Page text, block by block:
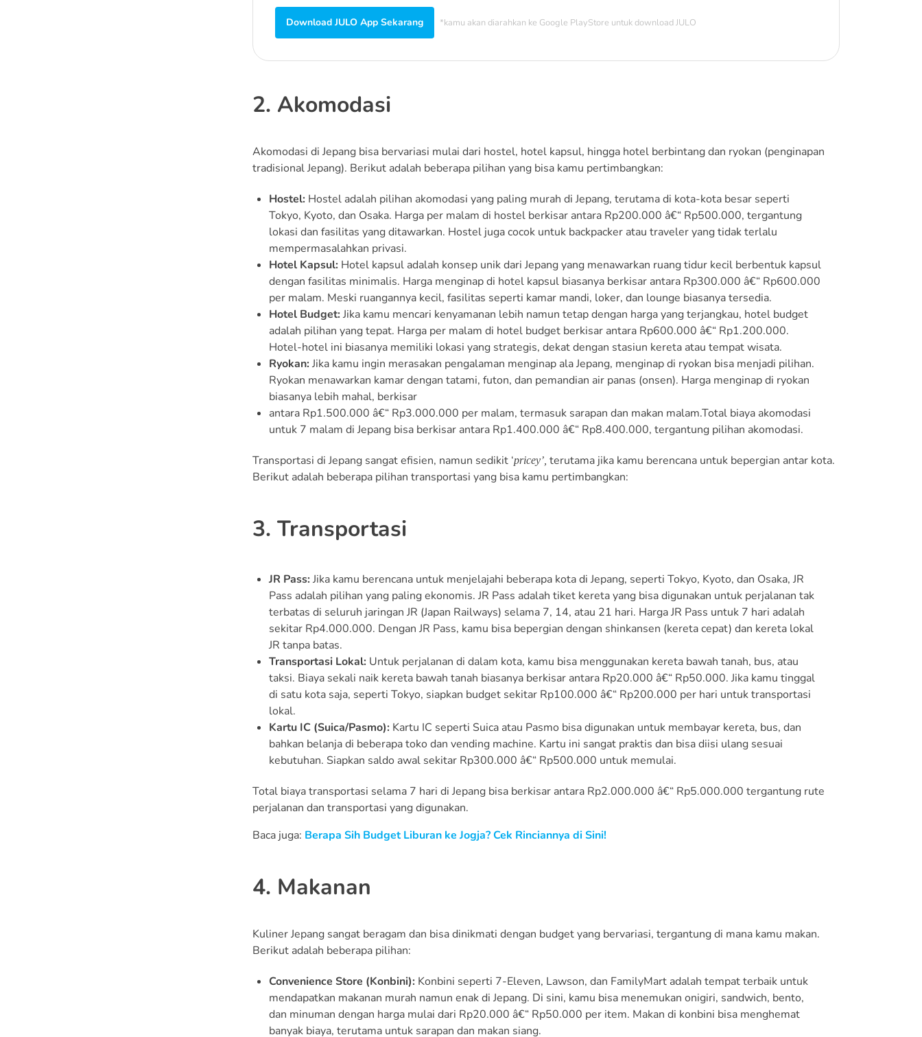
Download JULO App Sekarang *kamu akan diarahkan ke Google PlayStore untuk download JULO
2. Akomodasi
Akomodasi di Jepang bisa bervariasi mulai dari hostel, hotel kapsul, hingga hotel berbintang dan ryokan (penginapan
tradisional Jepang). Berikut adalah beberapa pilihan yang bisa kamu pertimbangkan:
Hostel: Hostel adalah pilihan akomodasi yang paling murah di Jepang, terutama di kota-kota besar seperti
Tokyo, Kyoto, dan Osaka. Harga per malam di hostel berkisar antara Rp200.000 â€“ Rp500.000, tergantung
lokasi dan fasilitas yang ditawarkan. Hostel juga cocok untuk backpacker atau traveler yang tidak terlalu
mempermasalahkan privasi.
Hotel Kapsul: Hotel kapsul adalah konsep unik dari Jepang yang menawarkan ruang tidur kecil berbentuk kapsul
dengan fasilitas minimalis. Harga menginap di hotel kapsul biasanya berkisar antara Rp300.000 â€“ Rp600.000
per malam. Meski ruangannya kecil, fasilitas seperti kamar mandi, loker, dan lounge biasanya tersedia.
Hotel Budget:Jika kamu mencari kenyamanan lebih namun tetap dengan harga yang terjangkau, hotel budget
adalah pilihan yang tepat. Harga per malam di hotel budget berkisar antara Rp600.000 â€“ Rp1.200.000.
Hotel-hotel ini biasanya memiliki lokasi yang strategis, dekat dengan stasiun kereta atau tempat wisata.
Ryokan:Jika kamu ingin merasakan pengalaman menginap ala Jepang, menginap di ryokan bisa menjadi pilihan.
Ryokan menawarkan kamar dengan tatami, futon, dan pemandian air panas (onsen). Harga menginap di ryokan
biasanya lebih mahal, berkisar
antara Rp1.500.000 â€“ Rp3.000.000 per malam, termasuk sarapan dan makan malam.Total biaya akomodasi
untuk 7 malam di Jepang bisa berkisar antara Rp1.400.000 â€“ Rp8.400.000, tergantung pilihan akomodasi.
Transportasi di Jepang sangat efisien, namun sedikit ‘pricey’, terutama jika kamu berencana untuk bepergian antar kota.
Berikut adalah beberapa pilihan transportasi yang bisa kamu pertimbangkan:
3. Transportasi
JR Pass:Jika kamu berencana untuk menjelajahi beberapa kota di Jepang, seperti Tokyo, Kyoto, dan Osaka, JR
Pass adalah pilihan yang paling ekonomis. JR Pass adalah tiket kereta yang bisa digunakan untuk perjalanan tak
terbatas di seluruh jaringan JR (Japan Railways) selama 7, 14, atau 21 hari. Harga JR Pass untuk 7 hari adalah
sekitar Rp4.000.000. Dengan JR Pass, kamu bisa bepergian dengan shinkansen (kereta cepat) dan kereta lokal
JR tanpa batas.
Transportasi Lokal: Untuk perjalanan di dalam kota, kamu bisa menggunakan kereta bawah tanah, bus, atau
taksi. Biaya sekali naik kereta bawah tanah biasanya berkisar antara Rp20.000 â€“ Rp50.000. Jika kamu tinggal
di satu kota saja, seperti Tokyo, siapkan budget sekitar Rp100.000 â€“ Rp200.000 per hari untuk transportasi
lokal.
Kartu IC (Suica/Pasmo): Kartu IC seperti Suica atau Pasmo bisa digunakan untuk membayar kereta, bus, dan
bahkan belanja di beberapa toko dan vending machine. Kartu ini sangat praktis dan bisa diisi ulang sesuai
kebutuhan. Siapkan saldo awal sekitar Rp300.000 â€“ Rp500.000 untuk memulai.
Total biaya transportasi selama 7 hari di Jepang bisa berkisar antara Rp2.000.000 â€“ Rp5.000.000 tergantung rute
perjalanan dan transportasi yang digunakan.
Baca juga: Berapa Sih Budget Liburan ke Jogja? Cek Rinciannya di Sini!
4. Makanan
Kuliner Jepang sangat beragam dan bisa dinikmati dengan budget yang bervariasi, tergantung di mana kamu makan.
Berikut adalah beberapa pilihan:
Convenience Store (Konbini): Konbini seperti 7-Eleven, Lawson, dan FamilyMart adalah tempat terbaik untuk
mendapatkan makanan murah namun enak di Jepang. Di sini, kamu bisa menemukan onigiri, sandwich, bento,
dan minuman dengan harga mulai dari Rp20.000 â€“ Rp50.000 per item. Makan di konbini bisa menghemat
banyak biaya, terutama untuk sarapan dan makan siang.